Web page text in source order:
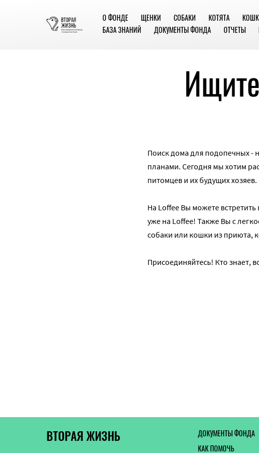
О ФОНДЕ ЩЕНКИ СОБАКИ КОТЯТА
БАЗА ЗНАНИЙ
ДОКУМЕНТЫ ФОНДА ОТЧЕТЫ
Поиск дома для подопечных -
планами. Сегодня мы хотим
питомцев и их будущих хозяев.
На Loffee Вы можете
уже на Loffee! Также Вы с
собаки или кошки из приюта,
Присоединяйтесь! Кто знает,
ВТОРАЯ ЖИЗНЬ
ДОКУМЕНТЫ ФОНДА
КАК ПОМОЧЬ